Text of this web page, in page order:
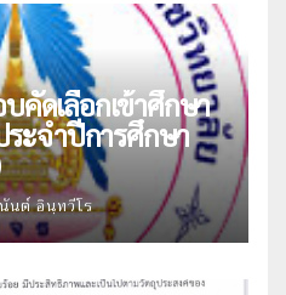
คัดเลือกเข้าศึกษา
ะจำปีการศึกษา
นต์ อินฺทวีโร